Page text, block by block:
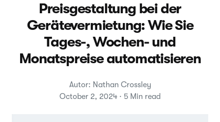
Preisgestaltung bei der
Gerätevermietung: Wie Sie
Tages-, Wochen- und
Monatspreise automatisieren
Autor: Nathan Crossley
October 2, 2024 · 5 Min read